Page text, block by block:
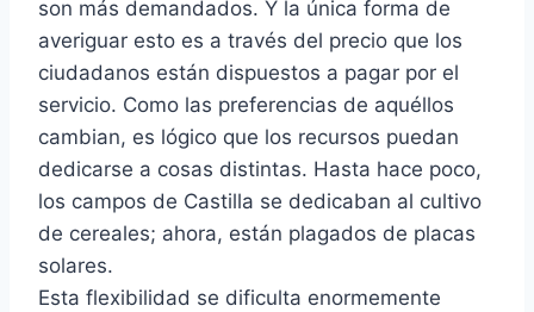
son más demandados. Y la única forma de
averiguar esto es a través del precio que los
ciudadanos están dispuestos a pagar por el
servicio. Como las preferencias de aquéllos
cambian, es lógico que los recursos puedan
dedicarse a cosas distintas. Hasta hace poco,
los campos de Castilla se dedicaban al cultivo
de cereales; ahora, están plagados de placas
solares.
Esta flexibilidad se dificulta enormemente